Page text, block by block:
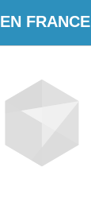
EN FRANCE